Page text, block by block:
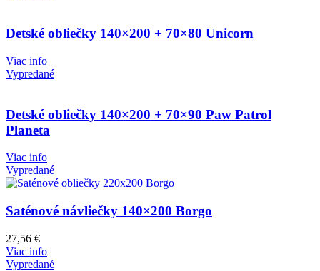
Detské obliečky 140×200 + 70×80 Unicorn
Viac info
Vypredané
Detské obliečky 140×200 + 70×90 Paw Patrol
Planeta
Viac info
Vypredané
Saténové návliečky 140×200 Borgo
27,56 €
Viac info
Vypredané